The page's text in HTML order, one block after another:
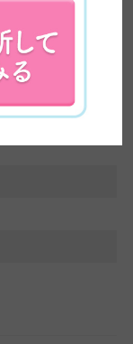
高まっていくでし